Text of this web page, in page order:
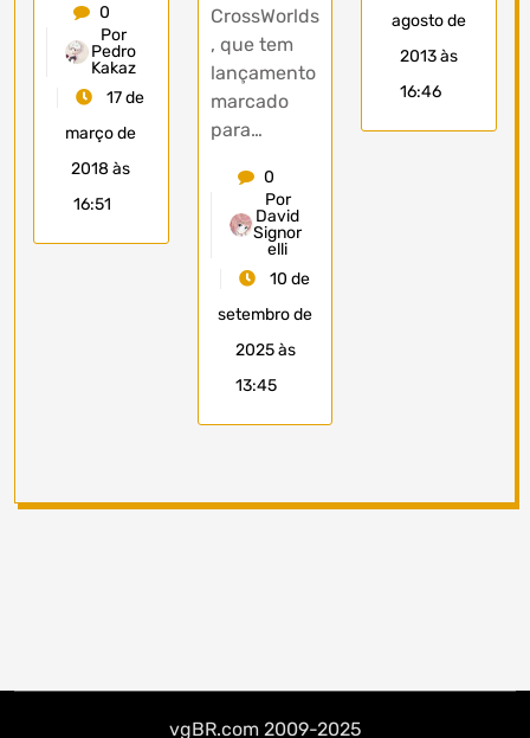
0
Por
Pedro
Kakaz
17 de
março de
2018 às
16:51
CrossWorlds
, que tem
lançamento
marcado
para…
0
Por
David
Signor
elli
10 de
setembro de
2025 às
13:45
agosto de
2013 às
16:46
vgBR.com 2009-2025